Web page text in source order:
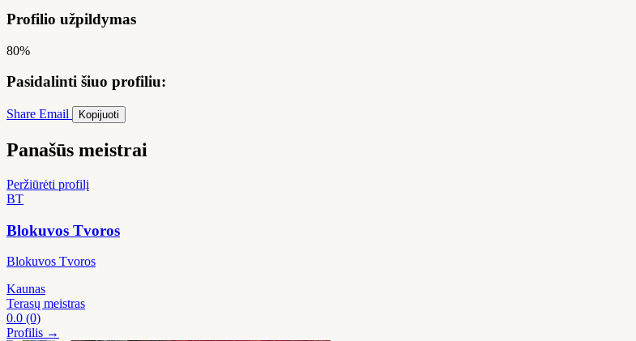
Profilio užpildymas
80%
Pasidalinti šiuo profiliu:
Share Email Kopijuoti
Panašūs meistrai
Peržiūrėti profilį
BT
Blokuvos Tvoros
Blokuvos Tvoros
Kaunas
Terasų meistras
0.0 (0)
Profilis →